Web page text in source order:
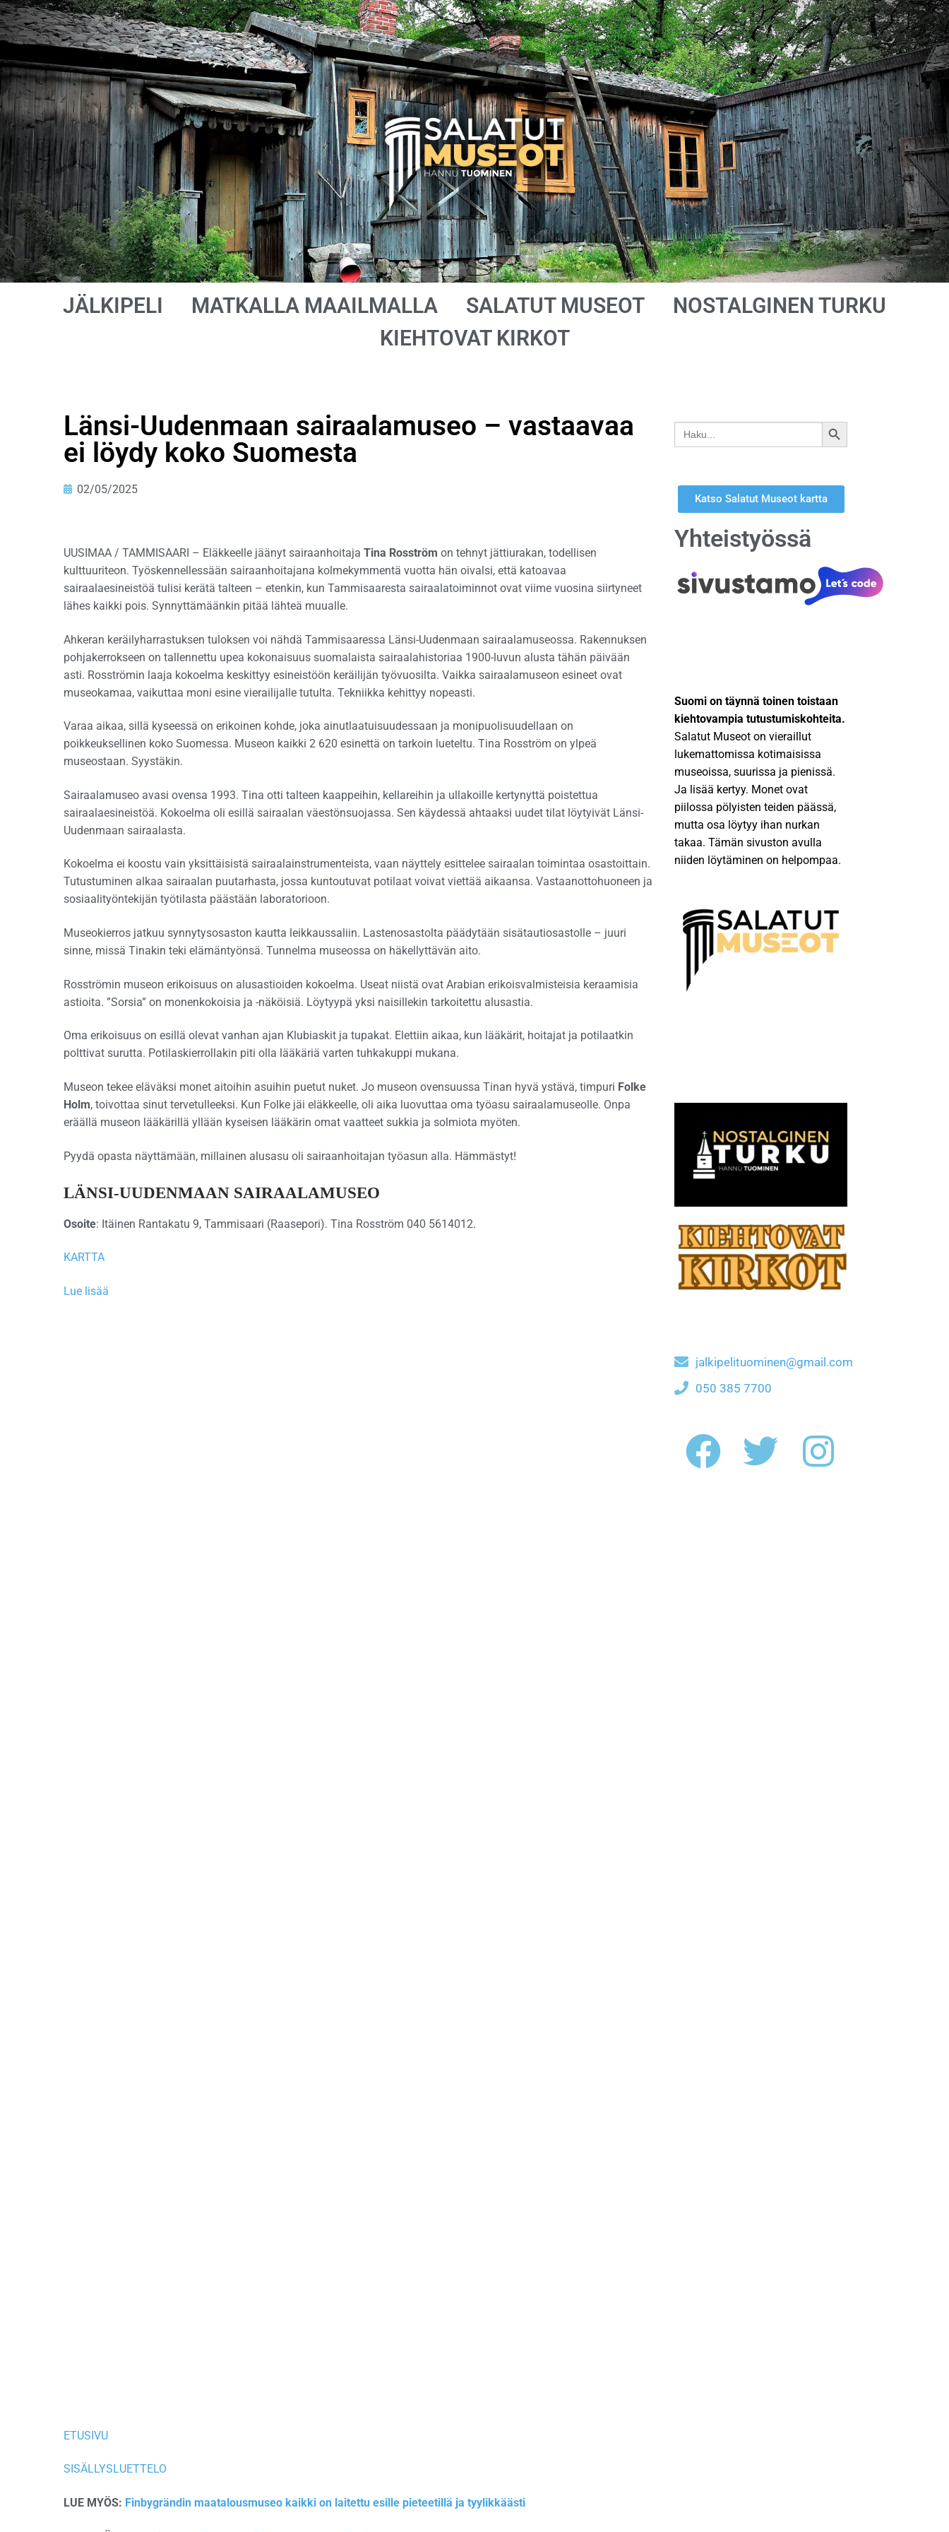
JÄLKIPELI MATKALLA MAAILMALLA SALATUT MUSEOT
NOSTALGINEN TURKU
KIEHTOVAT KIRKOT
Länsi-Uudenmaan sairaalamuseo – vastaavaa
ei löydy koko Suomesta
02/05/2025
UUSIMAA / TAMMISAARI – Eläkkeelle jäänyt sairaanhoitaja Tina Rosström on tehnyt jättiurakan, todellisen
kulttuuriteon. Työskennellessään sairaanhoitajana kolmekymmentä vuotta hän oivalsi, että katoavaa
sairaalaesineistöä tulisi kerätä talteen – etenkin, kun Tammisaaresta sairaalatoiminnot ovat viime vuosina siirtyneet
lähes kaikki pois. Synnyttämäänkin pitää lähteä muualle.
Ahkeran keräilyharrastuksen tuloksen voi nähdä Tammisaaressa Länsi-Uudenmaan sairaalamuseossa. Rakennuksen
pohjakerrokseen on tallennettu upea kokonaisuus suomalaista sairaalahistoriaa 1900-luvun alusta tähän päivään
asti. Rosströmin laaja kokoelma keskittyy esineistöön keräilijän työvuosilta. Vaikka sairaalamuseon esineet ovat
museokamaa, vaikuttaa moni esine vierailijalle tutulta. Tekniikka kehittyy nopeasti.
Varaa aikaa, sillä kyseessä on erikoinen kohde, joka ainutlaatuisuudessaan ja monipuolisuudellaan on
poikkeuksellinen koko Suomessa. Museon kaikki 2 620 esinettä on tarkoin lueteltu. Tina Rosström on ylpeä
museostaan. Syystäkin.
Sairaalamuseo avasi ovensa 1993. Tina otti talteen kaappeihin, kellareihin ja ullakoille kertynyttä poistettua
sairaalaesineistöä. Kokoelma oli esillä sairaalan väestönsuojassa. Sen käydessä ahtaaksi uudet tilat löytyivät Länsi-
Uudenmaan sairaalasta.
Kokoelma ei koostu vain yksittäisistä sairaalainstrumenteista, vaan näyttely esittelee sairaalan toimintaa osastoittain.
Tutustuminen alkaa sairaalan puutarhasta, jossa kuntoutuvat potilaat voivat viettää aikaansa. Vastaanottohuoneen ja
sosiaalityöntekijän työtilasta päästään laboratorioon.
Museokierros jatkuu synnytysosaston kautta leikkaussaliin. Lastenosastolta päädytään sisätautiosastolle – juuri
sinne, missä Tinakin teki elämäntyönsä. Tunnelma museossa on häkellyttävän aito.
Rosströmin museon erikoisuus on alusastioiden kokoelma. Useat niistä ovat Arabian erikoisvalmisteisia keraamisia
astioita. ”Sorsia” on monenkokoisia ja -näköisiä. Löytyypä yksi naisillekin tarkoitettu alusastia.
Oma erikoisuus on esillä olevat vanhan ajan Klubiaskit ja tupakat. Elettiin aikaa, kun lääkärit, hoitajat ja potilaatkin
polttivat surutta. Potilaskierrollakin piti olla lääkäriä varten tuhkakuppi mukana.
Museon tekee eläväksi monet aitoihin asuihin puetut nuket. Jo museon ovensuussa Tinan hyvä ystävä, timpuri Folke
Holm, toivottaa sinut tervetulleeksi. Kun Folke jäi eläkkeelle, oli aika luovuttaa oma työasu sairaalamuseolle. Onpa
eräällä museon lääkärillä yllään kyseisen lääkärin omat vaatteet sukkia ja solmiota myöten.
Pyydä opasta näyttämään, millainen alusasu oli sairaanhoitajan työasun alla. Hämmästyt!
LÄNSI-UUDENMAAN SAIRAALAMUSEO
Osoite: Itäinen Rantakatu 9, Tammisaari (Raasepori). Tina Rosström 040 5614012.
KARTTA
Lue lisää
ETUSIVU
SISÄLLYSLUETTELO
LUE MYÖS: Finbygrändin maatalousmuseo kaikki on laitettu esille pieteetillä ja tyylikkäästi
Search
for:
SEARCH
Katso Salatut Museot kartta
Yhteistyössä
Suomi on täynnä toinen toistaan
kiehtovampia tutustumiskohteita.
Salatut Museot on vieraillut
lukemattomissa kotimaisissa
museoissa, suurissa ja pienissä.
Ja lisää kertyy. Monet ovat
piilossa pölyisten teiden päässä,
mutta osa löytyy ihan nurkan
takaa. Tämän sivuston avulla
niiden löytäminen on helpompaa.
jalkipelituominen@gmail.com
050 385 7700